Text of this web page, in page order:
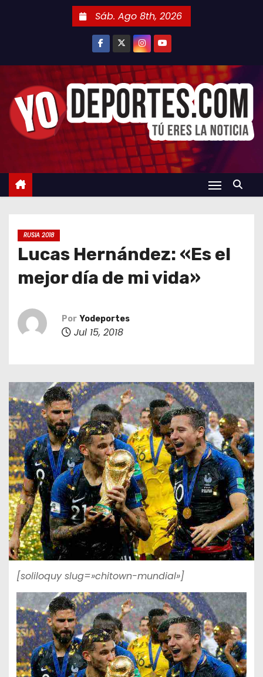
n
Sáb. Ago 8th, 2026
RUSIA 2018
Lucas Hernández: «Es el
mejor día de mi vida»
Por Yodeportes
Jul 15, 2018
[soliloquy slug=»chitown-mundial»]